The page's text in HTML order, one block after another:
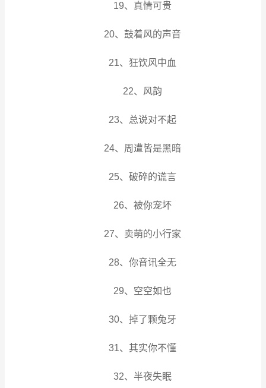
19、真情可贵
20、鼓着风的声音
21、狂饮风中血
22、风韵
23、总说对不起
24、周遭皆是黑暗
25、破碎的谎言
26、被你宠坏
27、卖萌的小行家
28、你音讯全无
29、空空如也
30、掉了颗兔牙
31、其实你不懂
32、半夜失眠